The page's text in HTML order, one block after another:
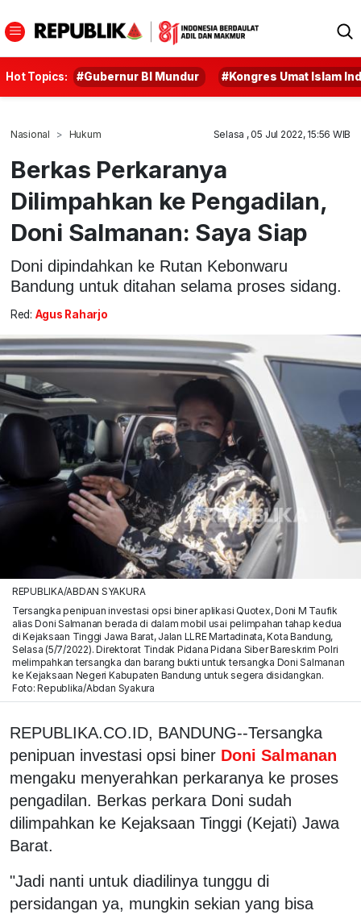
Hot Topics: #Gubernur BI Mundur #Kongres Umat Islam
Nasional Hukum Selasa , 05 Jul 2022, 15:56 WIB
Berkas Perkaranya
Dilimpahkan ke Pengadilan,
Doni Salmanan: Saya Siap
Doni dipindahkan ke Rutan Kebonwaru
Bandung untuk ditahan selama proses sidang.
Red: Agus Raharjo
REPUBLIKA/ABDAN SYAKURA
Tersangka penipuan investasi opsi biner aplikasi Quotex, Doni M Taufik
alias Doni Salmanan berada di dalam mobil usai pelimpahan tahap kedua
di Kejaksaan Tinggi Jawa Barat, Jalan LLRE Martadinata, Kota Bandung,
Selasa (5/7/2022). Direktorat Tindak Pidana Pidana Siber Bareskrim Polri
melimpahkan tersangka dan barang bukti untuk tersangka Doni Salmanan
ke Kejaksaan Negeri Kabupaten Bandung untuk segera disidangkan.
Foto: Republika/Abdan Syakura
REPUBLIKA.CO.ID, BANDUNG--Tersangka
penipuan investasi opsi biner Doni Salmanan
mengaku menyerahkan perkaranya ke proses
pengadilan. Berkas perkara Doni sudah
dilimpahkan ke Kejaksaan Tinggi (Kejati) Jawa
Barat.
"Jadi nanti untuk diadilinya tunggu di
persidangan ya, mungkin sekian yang bisa